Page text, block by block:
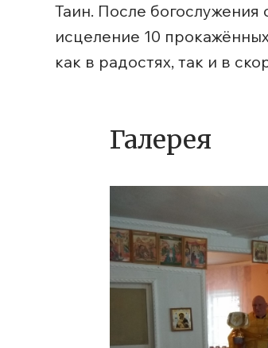
Таин. После богослужения
исцеление 10
как в радостях, так и в
Галерея